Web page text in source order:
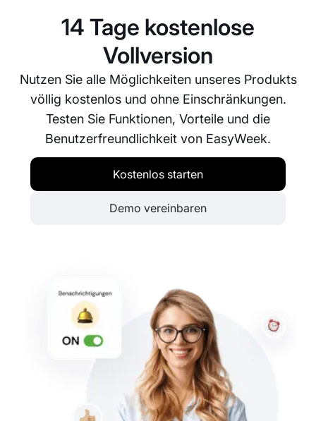
Ihrer Kundinnen und Kunden zu schützen.
14 Tage kostenlose
Vollversion
Nutzen Sie alle Möglichkeiten unseres Produkts
völlig kostenlos und ohne Einschränkungen.
Testen Sie Funktionen, Vorteile und die
Benutzerfreundlichkeit von EasyWeek.
Kostenlos starten
Demo vereinbaren